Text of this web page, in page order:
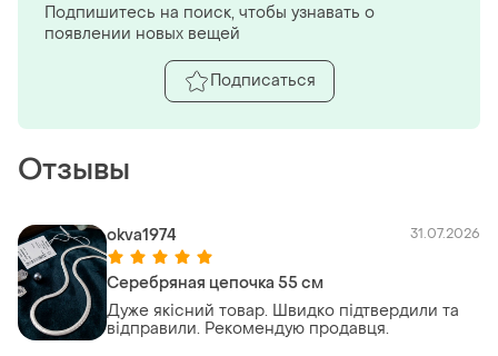
Отзывы
okva1974 31.07.2026
Серебряная цепочка 55 см
Дуже якісний товар. Швидко підтвердили та
відправили. Рекомендую продавця.
Подпишитесь на поиск, чтобы узнавать о
появлении новых вещей
Подписаться